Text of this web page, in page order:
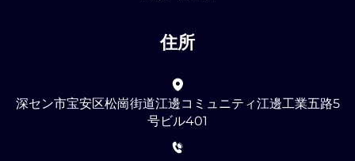
住所
深セン市宝安区松崗街道江邊コミュニティ江邊工業五路5
号ビル401